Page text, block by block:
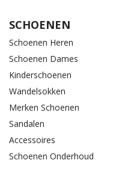
SCHOENEN
Schoenen Heren
Schoenen Dames
Kinderschoenen
Wandelsokken
Merken Schoenen
Sandalen
Accessoires
Schoenen Onderhoud